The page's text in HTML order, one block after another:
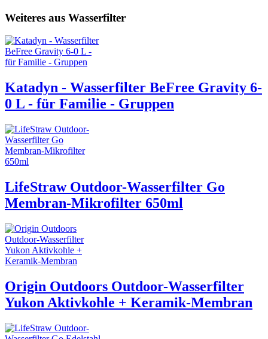
Weiteres aus Wasserfilter
Katadyn - Wasserfilter BeFree Gravity 6-
0 L - für Familie - Gruppen
LifeStraw Outdoor-Wasserfilter Go
Membran-Mikrofilter 650ml
Origin Outdoors Outdoor-Wasserfilter
Yukon Aktivkohle + Keramik-Membran